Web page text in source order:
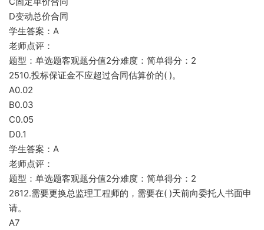
D变动总价合同
学生答案：A
老师点评：
题型：单选题客观题分值2分难度：简单得分：2
2510.投标保证金不应超过合同估算价的( )。
A0.02
B0.03
C0.05
D0.1
学生答案：A
老师点评：
题型：单选题客观题分值2分难度：简单得分：2
2612.需要更换总监理工程师的，需要在( )天前向委托人书面申
请。
A7